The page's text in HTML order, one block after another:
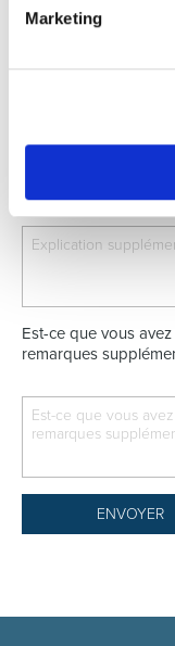
Marketing
feed-back?*
8.
Très bien
Bien
Est-ce que vous
remarques